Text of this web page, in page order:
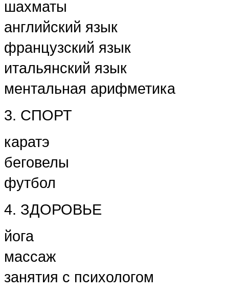
шахматы
английский язык
французский язык
итальянский язык
ментальная арифметика
3. СПОРТ
каратэ
беговелы
футбол
4. ЗДОРОВЬЕ
йога
массаж
занятия с психологом